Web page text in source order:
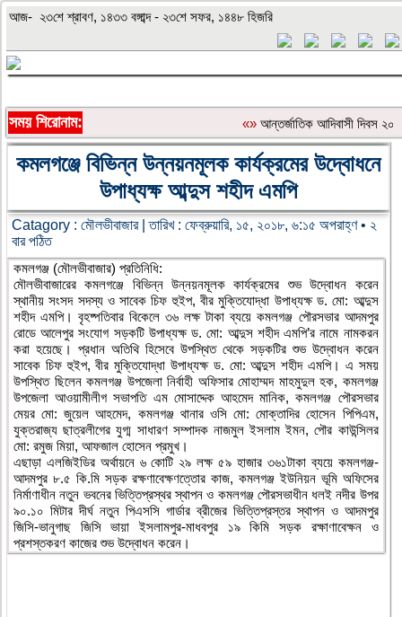
আজ- ২৩শে শ্রাবণ, ১৪৩৩ বঙ্গাব্দ - ২৩শে সফর, ১৪৪৮ হিজরি
সময় শিরোনাম: «» আন্তর্জাতিক আদিবাসী দিবস
কমলগঞ্জে বিভিন্ন উন্নয়নমূলক কার্যক্রমের উদ্বোধনে
উপাধ্যক্ষ আব্দুস শহীদ এমপি
Catagory : মৌলভীবাজার| তারিখ : ফেব্রুয়ারি, ১৫, ২০১৮, ৬:১৫ অপরাহ্ণ • ২
বার পঠিত
কমলগঞ্জ (মৌলভীবাজার) প্রতিনিধি:
মৌলভীবাজারের কমলগঞ্জে বিভিন্ন উন্নয়নমূলক কার্যক্রমের শুভ উদ্বোধন করেন
স্থানীয় সংসদ সদস্য ও সাবেক চিফ হুইপ, বীর মুক্তিযোদ্ধা উপাধ্যক্ষ ড. মো: আব্দুস
শহীদ এমপি। বৃহষ্পতিবার বিকেলে ৩৬ লক্ষ টাকা ব্যয়ে কমলগঞ্জ পৌরসভার আদমপুর
রোডে আলেপুর সংযোগ সড়কটি উপাধ্যক্ষ ড. মো: আব্দুস শহীদ এমপি’র নামে নামকরন
করা হয়েছে। প্রধান অতিথি হিসেবে উপস্থিত থেকে সড়কটির শুভ উদ্বোধন করেন
সাবেক চিফ হুইপ, বীর মুক্তিযোদ্ধা উপাধ্যক্ষ ড. মো: আব্দুস শহীদ এমপি। এ সময়
উপস্থিত ছিলেন কমলগঞ্জ উপজেলা নির্বাহী অফিসার মোহাম্মদ মাহমুদুল হক, কমলগঞ্জ
উপজেলা আওয়ামীলীগ সভাপতি এম মোসাদ্দেক আহমেদ মানিক, কমলগঞ্জ পৌরসভার
মেয়র মো: জুয়েল আহমেদ, কমলগঞ্জ থানার ওসি মো: মোক্তাদির হোসেন পিপিএম,
যুক্তরাজ্য ছাত্রলীগের যুগ্ম সাধারণ সম্পাদক নাজমুল ইসলাম ইমন, পৌর কাউন্সিলর
মো: রমুজ মিয়া, আফজাল হোসেন প্রমুখ।
এছাড়া এলজিইডির অর্থায়নে ৬ কোটি ২৯ লক্ষ ৫৯ হাজার ৩৬১টাকা ব্যয়ে কমলগঞ্জ-
আদমপুর ৮.৫ কি.মি সড়ক রক্ষণাবেক্ষণত্তোর কাজ, কমলগঞ্জ ইউনিয়ন ভূমি অফিসের
নির্মাণাধীন নতুন ভবনের ভিত্তিপ্রস্থর স্থাপন ও কমলগঞ্জ পৌরসভাধীন ধলই নদীর উপর
৯০.১০ মিটার দীর্ঘ নতুন পিএসসি গার্ডার ব্রীজের ভিত্তিপ্রস্তর স্থাপন ও আদমপুর
জিসি-ভানুগাছ জিসি ভায়া ইসলামপুর-মাধবপুর ১৯ কিমি সড়ক রক্ষাণাবেক্ষন ও
প্রশস্তকরণ কাজের শুভ উদ্বোধন করেন।